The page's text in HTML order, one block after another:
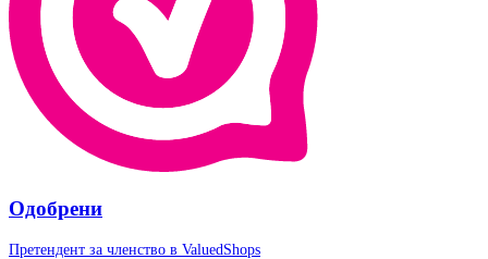
Одобрени
Претендент за членство в ValuedShops